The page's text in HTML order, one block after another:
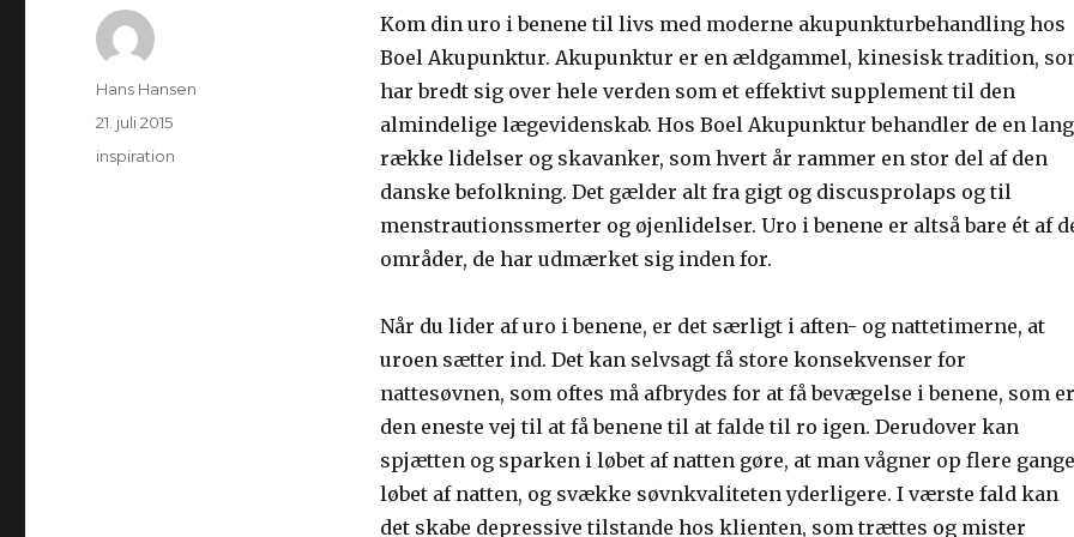
Kom din uro i benene til livs med moderne akupunkturbehandling hos
Boel Akupunktur. Akupunktur er en ældgammel, kinesisk tradition,
har bredt sig over hele verden som et effektivt supplement til den
almindelige lægevidenskab. Hos Boel Akupunktur behandler de en lang
række lidelser og skavanker, som hvert år rammer en stor del af den
danske befolkning. Det gælder alt fra gigt og discusprolaps og til
menstrautionssmerter og øjenlidelser. Uro i benene er altså bare ét af
områder, de har udmærket sig inden for.
Når du lider af uro i benene, er det særligt i aften- og nattetimerne, at
uroen sætter ind. Det kan selvsagt få store konsekvenser for
nattesøvnen, som oftes må afbrydes for at få bevægelse i benene, som er
den eneste vej til at få benene til at falde til ro igen. Derudover kan
spjætten og sparken i løbet af natten gøre, at man vågner op flere
løbet af natten, og svække søvnkvaliteten yderligere. I værste fald kan
det skabe depressive tilstande hos klienten, som trættes og mister
Forfatter
Hans Hansen
Udgivet
21. juli 2015
Kategorier
inspiration